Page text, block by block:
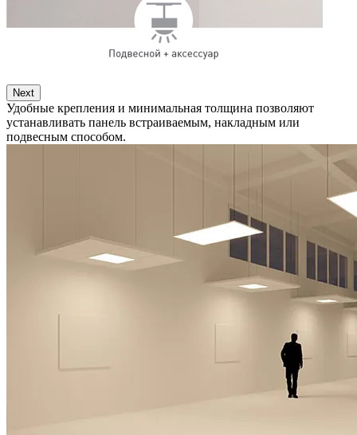
Next
Удобные крепления и минимальная толщина позволяют
устанавливать панель встраиваемым, накладным или
подвесным способом.